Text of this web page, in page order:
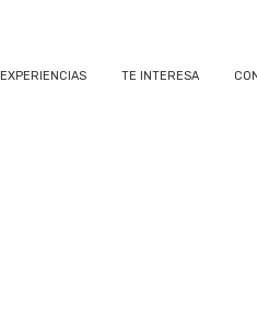
EXPERIENCIAS TE INTERESA